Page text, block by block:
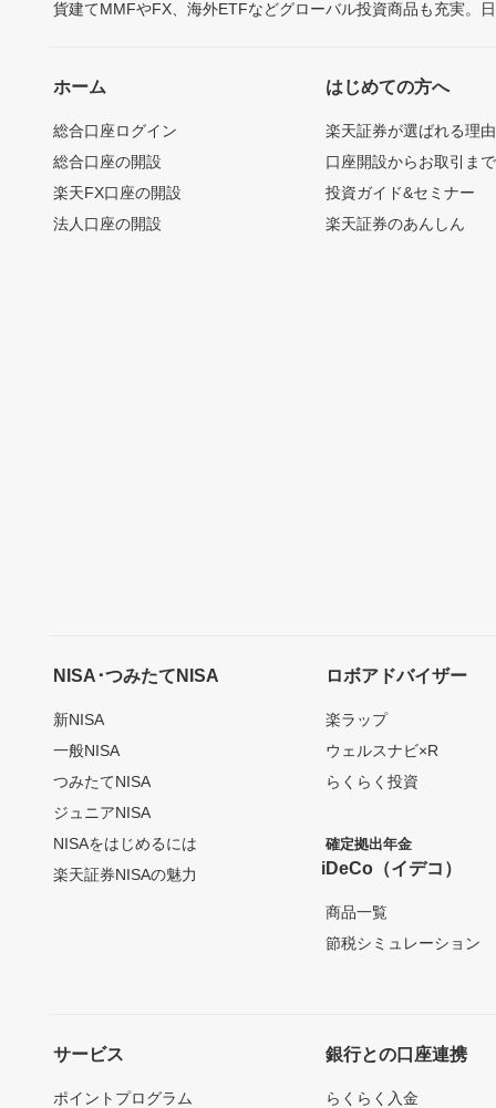
貨建てMMFやFX、海外ETFなどグローバル投資商品も充実。
ホーム
総合口座ログイン
総合口座の開設
楽天FX口座の開設
法人口座の開設
はじめての方へ
楽天証券が選ばれる理由
口座開設からお取引ま
投資ガイド&セミナー
楽天証券のあんしん
NISA･つみたてNISA
新NISA
一般NISA
つみたてNISA
ジュニアNISA
NISAをはじめるには
楽天証券NISAの魅力
ロボアドバイザー
楽ラップ
ウェルスナビ×R
らくらく投資
確定拠出年金
iDeCo（イデコ）
商品一覧
節税シミュレーション
サービス
ポイントプログラム
銀行との口座連携
らくらく入金